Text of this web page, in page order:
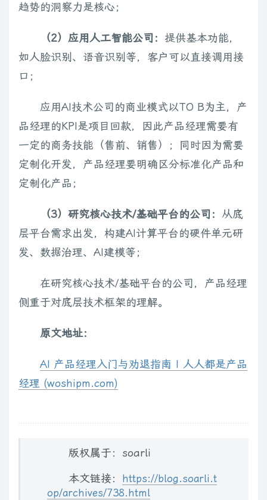
趋势的洞察力是核心；
（2）应用人工智能公司： 提供基本功能，
如人脸识别、语音识别等，客户可以直接调用接
口；
应用AI技术公司的商业模式以TO B为主，产
品经理的KPI是项目回款，因此产品经理需要有
一定的商务技能（售前、销售）；同时因为需要
定制化开发，产品经理要明确区分标准化产品和
定制化产品；
（3）研究核心技术/基础平台的公司： 从底
层平台需求出发，构建AI计算平台的硬件单元研
发、数据治理、AI建模等；
在研究核心技术/基础平台的公司，产品经理
侧重于对底层技术框架的理解。
原文地址：
AI 产品经理入门与劝退指南 | 人人都是产品
经理 (woshipm.com)
版权属于：soarli
本文链接： https://blog.soarli.t
op/archives/738.html